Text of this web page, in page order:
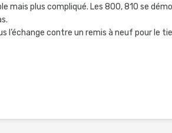
mais plus compliqué. Les 800, 810 se
l’échange contre un remis à neuf pour le